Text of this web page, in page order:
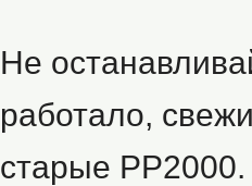
Не
работало,
старые